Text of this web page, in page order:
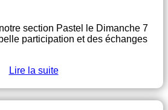
section Pastel le Dimanche 7
participation et des échanges
Lire la suite